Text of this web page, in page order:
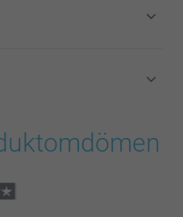
inklusive moms och